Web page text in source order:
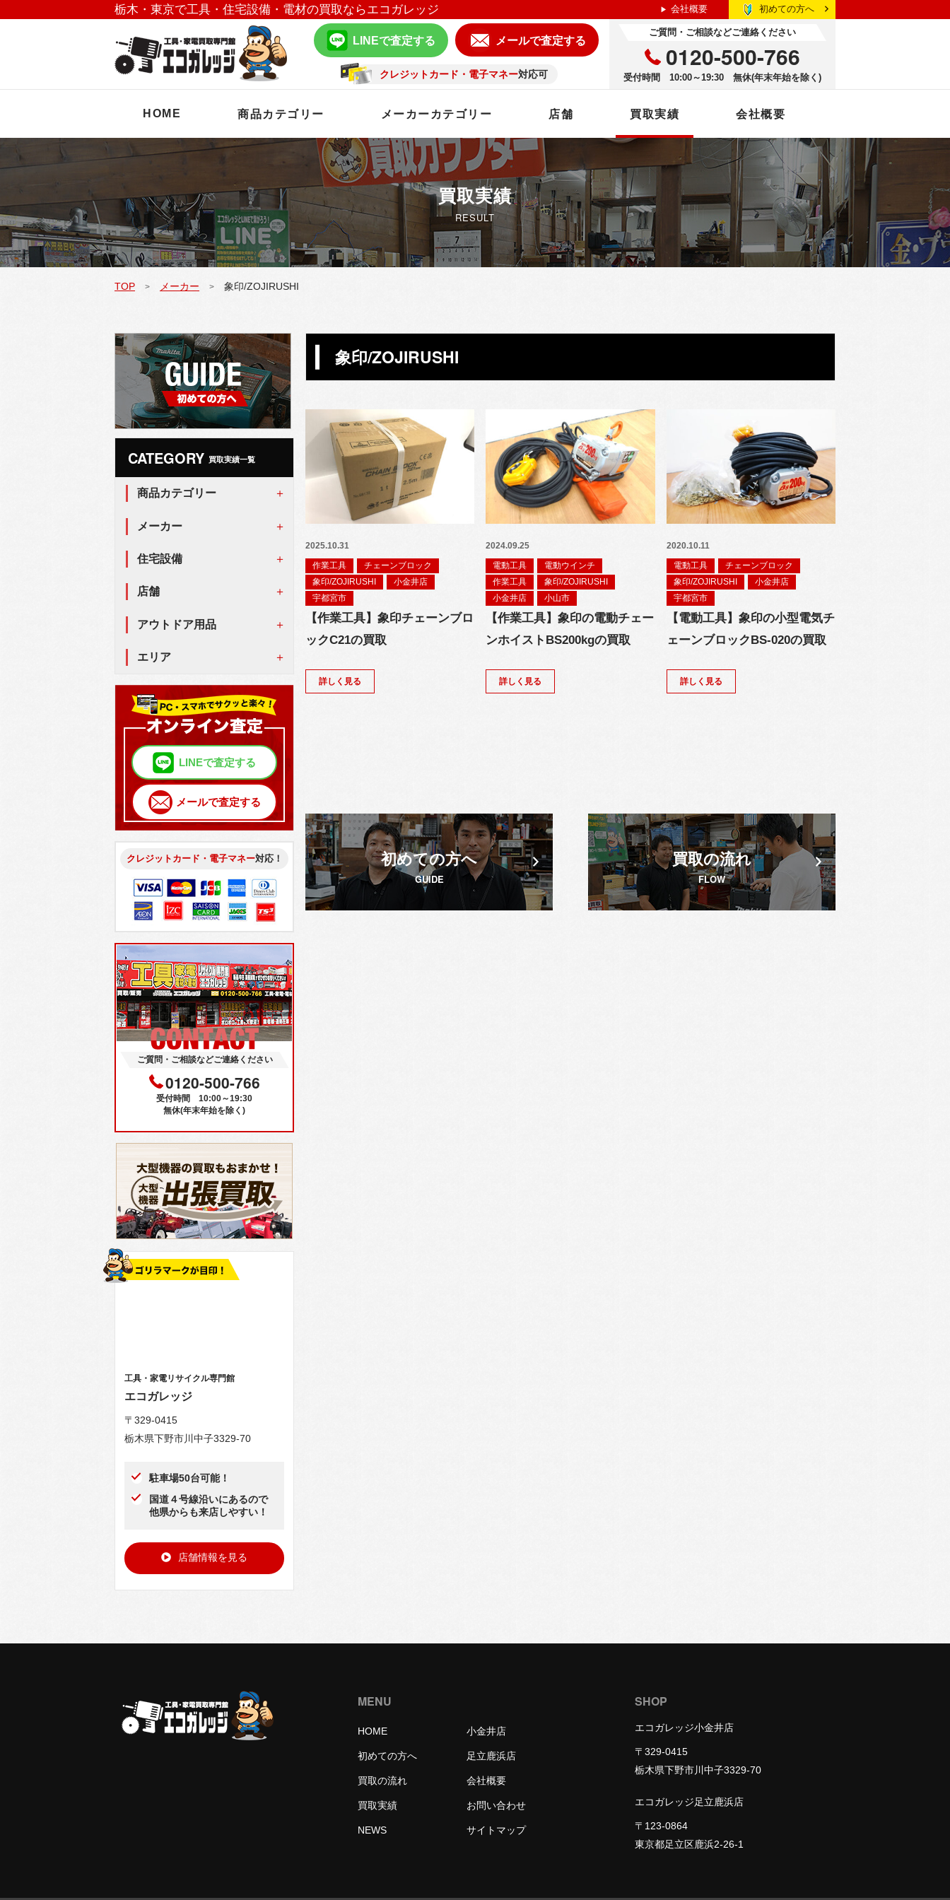
栃木・東京で工具・住宅設備・電材の買取ならエコガレッジ 会社概要 初めての方へ
LINEで査定する メールで査定する
クレジットカード・電子マネー対応可
ご質問・ご相談などご連絡ください
0120-500-766
受付時間 10:00～19:30 無休(年末年始を除く)
HOME 商品カテゴリー メーカーカテゴリー 店舗 買取実績 会社概要
買取実績
RESULT
TOP > メーカー > 象印/ZOJIRUSHI
象印/ZOJIRUSHI
2025.10.31
作業工具
チェーンブロック
象印/ZOJIRUSHI
小金井店
宇都宮市
【作業工具】象印チェーンブロ
ックC21の買取
詳しく見る
2024.09.25
電動工具
電動ウインチ
作業工具
象印/ZOJIRUSHI
小金井店
小山市
【作業工具】象印の電動チェー
ンホイストBS200kgの買取
詳しく見る
2020.10.11
電動工具
チェーンブロック
象印/ZOJIRUSHI
小金井店
宇都宮市
【電動工具】象印の小型電気チ
ェーンブロックBS-020の買取
詳しく見る
初めての方へ
GUIDE
買取の流れ
FLOW
CATEGORY 買取実績一覧
商品カテゴリー
メーカー
住宅設備
店舗
アウトドア用品
エリア
LINEで査定する
メールで査定する
クレジットカード・電子マネー対応！
ご質問・ご相談などご連絡ください
0120-500-766
受付時間 10:00～19:30
無休(年末年始を除く)
工具・家電リサイクル専門館
エコガレッジ
〒329-0415
栃木県下野市川中子3329-70
駐車場50台可能！
国道４号線沿いにあるので
他県からも来店しやすい！
店舗情報を見る
MENU
HOME
初めての方へ
買取の流れ
買取実績
NEWS
小金井店
足立鹿浜店
会社概要
お問い合わせ
サイトマップ
SHOP
エコガレッジ小金井店
〒329-0415
栃木県下野市川中子3329-70
エコガレッジ足立鹿浜店
〒123-0864
東京都足立区鹿浜2-26-1